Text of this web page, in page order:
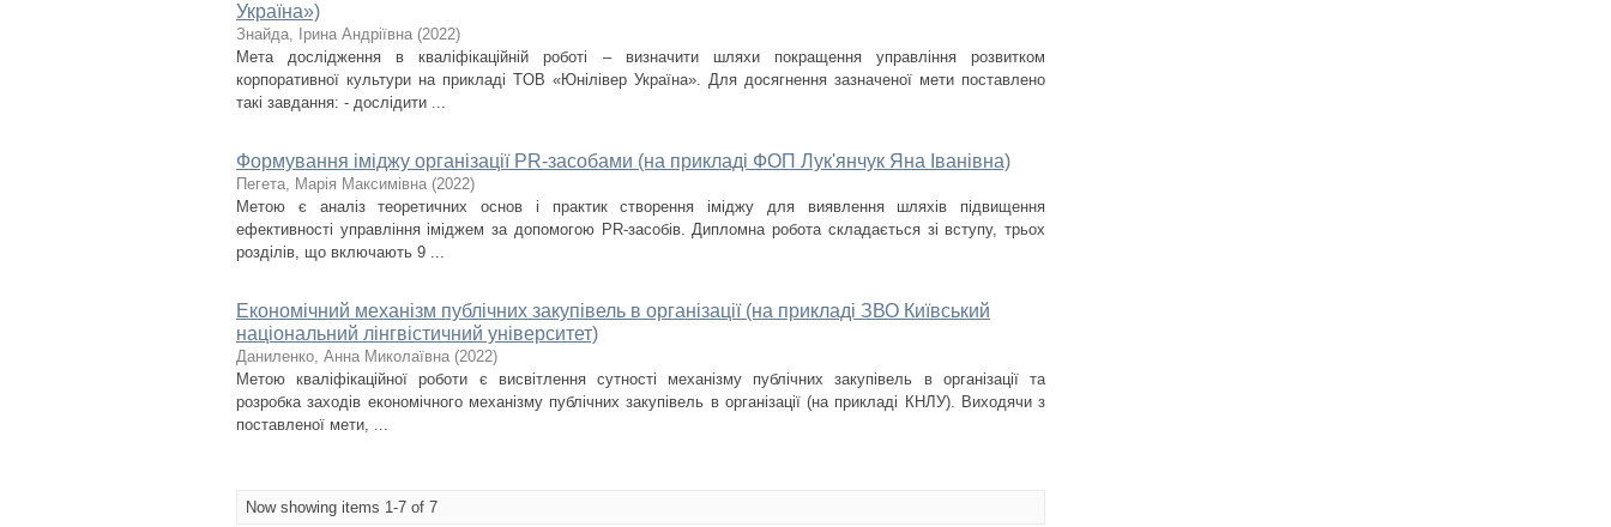
Україна»)
Знайда, Ірина Андріївна (2022)
Мета дослідження в кваліфікаційній роботі – визначити шляхи покращення управління розвитком
корпоративної культури на прикладі TOB «Юнілівер Україна». Для досягнення зазначеної мети поставлено
такі завдання: - дослідити ...
Формування іміджу організації PR-засобами (на прикладі ФОП Лук'янчук Яна Іванівна)
Пегета, Марія Максимівна (2022)
Метою є аналіз теоретичних основ і практик створення іміджу для виявлення шляхів підвищення
ефективності управління іміджем за допомогою PR-засобів. Дипломна робота складається зі вступу, трьох
розділів, що включають 9 ...
Економічний механізм публічних закупівель в організації (на прикладі ЗВО Київський
національний лінгвістичний університет)
Даниленко, Анна Миколаївна (2022)
Метою кваліфікаційної роботи є висвітлення сутності механізму публічних закупівель в організації та
розробка заходів економічного механізму публічних закупівель в організації (на прикладі КНЛУ). Виходячи з
поставленої мети, ...
Now showing items 1-7 of 7